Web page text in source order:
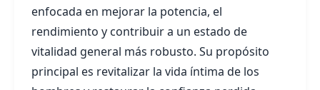
enfocada en mejorar la potencia, el
rendimiento y contribuir a un estado de
vitalidad general más robusto. Su propósito
principal es revitalizar la vida íntima de los